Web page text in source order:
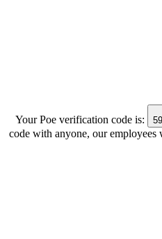
Your Poe verification code is:
code with anyone, our employees